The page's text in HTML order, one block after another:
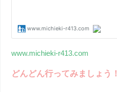
www.michieki-r413.com
どんどん行ってみましょう！